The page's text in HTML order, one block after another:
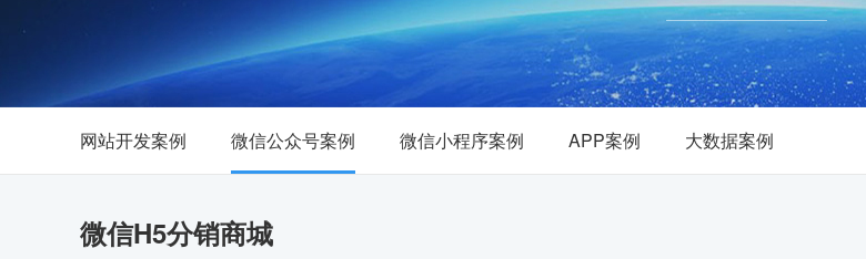
网站开发案例 微信公众号案例 微信小程序案例 APP案例 大数据案例
微信H5分销商城